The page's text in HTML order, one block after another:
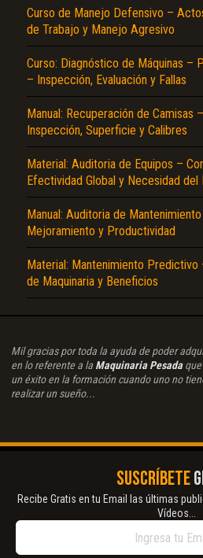
Curso de Manejo Defensivo –
de Trabajo y Manejo Agresivo
Curso: Diagnóstico de Máquinas –
– Inspección, Evaluación y Fallas
Manual: Recuperación de Camisas
Inspección, Superficie y Calibres
Material: Auditoria de Equipos –
Efectividad Global y Necesidad del
Manual: Auditoria de
Mejoramiento y Productividad
Material: Mantenimiento
de Maquinaria y Beneficios
Mil gracias por toda la ayuda de poder
en lo referente a la Maquinaria Pesadaque
un éxito en la formación cuando uno no
realizar un sueño...
SUSCRÍBETE
Recibe Gratis en tu Email las últimas
Vídeos...